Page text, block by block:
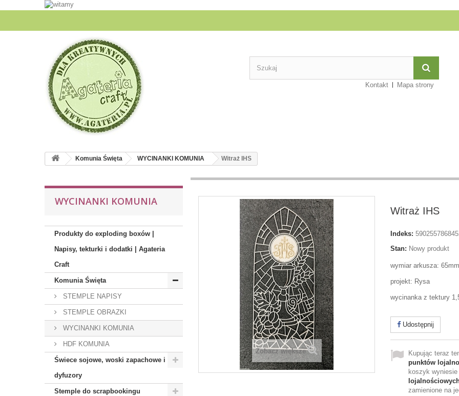
Kontakt Mapa strony
Komunia Święta WYCINANKI KOMUNIA Witraż IHS
WYCINANKI KOMUNIA
Produkty do exploding boxów |
Napisy, tekturki i dodatki | Agateria
Craft
Komunia Święta
STEMPLE NAPISY
STEMPLE OBRAZKI
WYCINANKI KOMUNIA
HDF KOMUNIA
Świece sojowe, woski zapachowe i
dyfuzory
Stemple do scrapbookingu
Zobacz większe
Witraż IHS
Indeks:
Stan: Nowy produkt
wymiar arkusza:
projekt: Rysa
wycinanka z tektury
Udostępnij
Kupując teraz
punktów
koszyk wyniesie
zamienione na